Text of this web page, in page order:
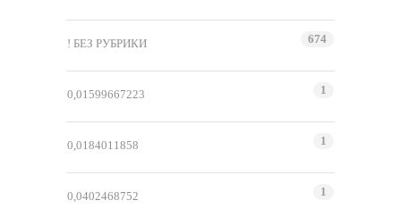
! БЕЗ РУБРИКИ 674
0,01599667223 1
0,0184011858 1
0,0402468752 1